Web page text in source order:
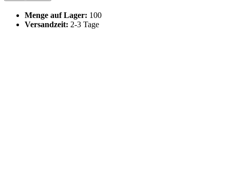
Menge auf Lager: 100
Versandzeit: 2-3 Tage